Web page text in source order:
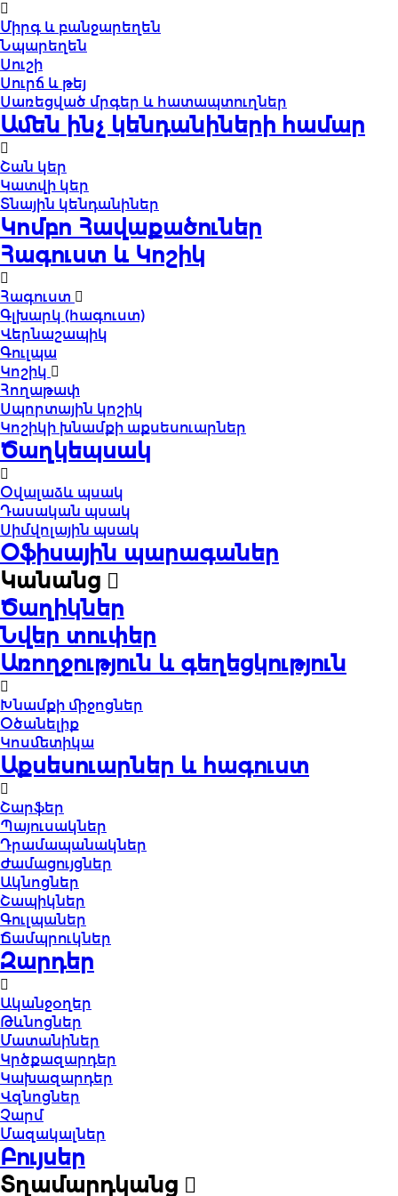
Միրգ և բանջարեղեն
Նպարեղեն
Սուշի
Սուրճ և թեյ
Սառեցված մրգեր և հատապտուղներ
Ամեն ինչ կենդանիների համար
Շան կեր
Կատվի կեր
Տնային կենդանիներ
Կոմբո Հավաքածուներ
Հագուստ և Կոշիկ
Հագուստ
Գլխարկ (հագուստ)
Վերնաշապիկ
Գուլպա
Կոշիկ
Հողաթափ
Սպորտային կոշիկ
Կոշիկի խնամքի աքսեսուարներ
Ծաղկեպսակ
Օվալաձև պսակ
Դասական պսակ
Սիմվոլային պսակ
Օֆիսային պարագաներ
Կանանց
Ծաղիկներ
Նվեր տուփեր
Առողջություն և գեղեցկություն
Խնամքի միջոցներ
Օծանելիք
Կոսմետիկա
Աքսեսուարներ և հագուստ
Շարֆեր
Պայուսակներ
Դրամապանակներ
Ժամացույցներ
Ակնոցներ
Շապիկներ
Գուլպաներ
Ճամպրուկներ
Զարդեր
Ականջօղեր
Թևնոցներ
Մատանիներ
Կրծքազարդեր
Կախազարդեր
Վզնոցներ
Չարմ
Մազակալներ
Բույսեր
Տղամարդկանց